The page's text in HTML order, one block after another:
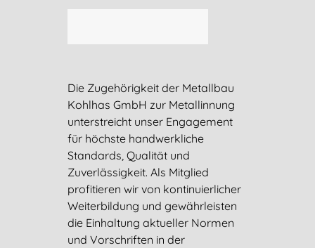
Die Zugehörigkeit der Metallbau
Kohlhas GmbH zur Metallinnung
unterstreicht unser Engagement
für höchste handwerkliche
Standards, Qualität und
Zuverlässigkeit. Als Mitglied
profitieren wir von kontinuierlicher
Weiterbildung und gewährleisten
die Einhaltung aktueller Normen
und Vorschriften in der